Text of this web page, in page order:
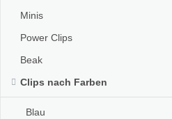
Minis
Power Clips
Beak
Clips nach Farben
Blau